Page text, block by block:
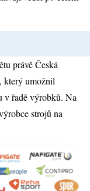
právě Česká
který umožnil
v řadě výrobků. Na
strojů na